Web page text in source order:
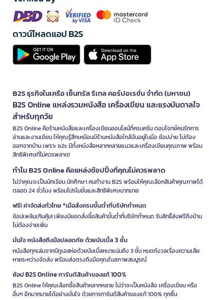
ดาวน์โหลดแอป B2S
B2S ธุรกิจในเครือ เซ็นทรัล รีเทล คอร์ปอเรชั่น จำกัด (มหาชน)
B2S Online แหล่งรวมหนังสือ เครื่องเขียน และแรงบันดาลใจ
สำหรับทุกวัย
B2S Online คือร้านหนังสือและเครื่องเขียนออนไลน์ที่ครบครัน ตอบโจทย์คนรักการ
อ่านและงานเขียน ให้คุณรู้สึกเหมือนมีร้านหนังสือใกล้ฉันอยู่ในมือ ช้อปง่าย ไม่ต้อง
ออกจากบ้าน เพราะ b2s มีทั้งหนังสือหลากหลายแนวและเครื่องเขียนคุณภาพ พร้อม
สิทธิพิเศษที่ไม่ควรพลาด!
ทำไม B2S Online คือแหล่งช้อปปิ้งที่คุณไม่ควรพลาด
ไม่ว่าคุณจะเป็นนักเรียน นักศึกษา คนทำงาน B2S พร้อมให้คุณเลือกสินค้าคุณภาพได้
ตลอด 24 ชั่วโมง พร้อมโปรโมชั่นและสิทธิพิเศษมากมาย
ฟรี! ค่าจัดส่งทั่วไทย *เมื่อสั่งครบขั้นต่ำที่บริษัทกำหนด
ช้อปเพลินเกินคุ้ม! เพียงมียอดสั่งซื้อสินค้าขั้นต่ำที่บริษัทกำหนด รับสิทธิ์ส่งฟรีถึงบ้าน
ไม่ต้องจ่ายเพิ่ม
มั่นใจ หนังสือถึงมือปลอดภัย ด้วยบับเบิ้ล 3 ชั้น
หนังสือทุกเล่มจากบีทูเอสห่อด้วยบับเบิ้ลหนาแน่นถึง 3 ชั้น หมดกังวลเรื่องความเสีย
หายระหว่างจัดส่ง พร้อมส่งตรงถึงมือคุณในสภาพสมบูรณ์
ช้อป B2S Online การันตีสินค้าของแท้ 100%
B2S Online ให้คุณเลือกซื้อสินค้าหลากหลาย ไม่ว่าจะเป็นหนังสือ เครื่องเขียน หรือ
อื่นๆ อีกมากมายได้อย่างมั่นใจ ด้วยการการันตีสินค้าของแท้ 100% ทุกชิ้น